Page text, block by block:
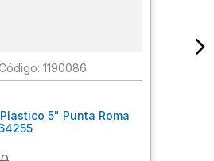
: 1190086
5" Punta Roma